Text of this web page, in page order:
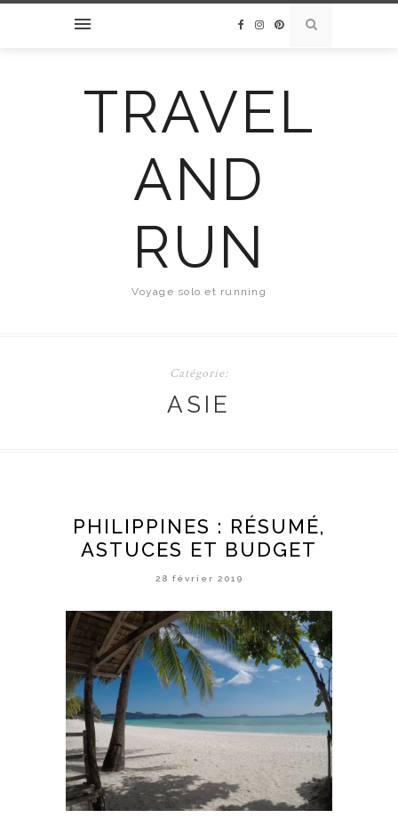
TRAVEL
AND
RUN
Voyage solo et running
Catégorie:
ASIE
PHILIPPINES : RÉSUMÉ,
ASTUCES ET BUDGET
28 février 2019